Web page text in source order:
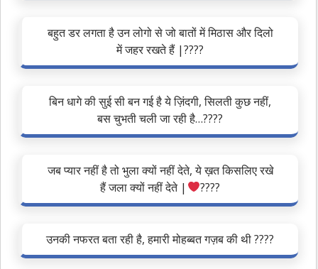
बहुत डर लगता है उन लोगो से जो बातों में मिठास और दिलो
में जहर रखते हैं |????
बिन धागे की सुई सी बन गई है ये ज़िंदगी, सिलती कुछ नहीं,
बस चुभती चली जा रही है…????
जब प्यार नहीं है तो भुला क्यों नहीं देते, ये ख़त किसलिए रखे
हैं जला क्यों नहीं देते |
‍????
उनकी नफरत बता रही है, हमारी मोहब्बत गज़ब की थी ????